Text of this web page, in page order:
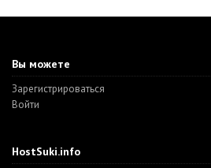
Вы можете
Зарегистрироваться
Войти
HostSuki.info